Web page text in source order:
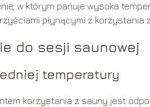
w którym panuje wysoka
płynącymi z
do sesji saunowej
temperatury
korzystania z sauny jest